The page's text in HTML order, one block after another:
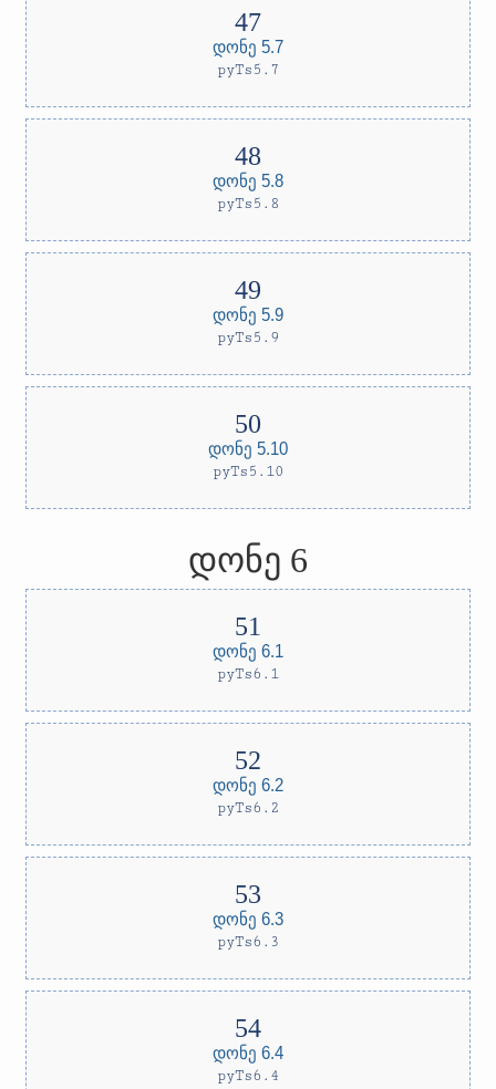
დონე 5.7
pyTs5.7
დონე 5.8
pyTs5.8
დონე 5.9
pyTs5.9
დონე 5.10
pyTs5.10
დონე 6
დონე 6.1
pyTs6.1
დონე 6.2
pyTs6.2
დონე 6.3
pyTs6.3
დონე 6.4
pyTs6.4